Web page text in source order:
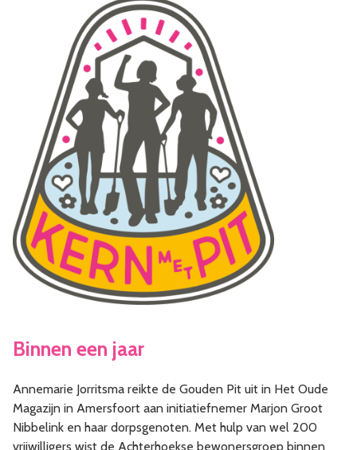
Binnen een jaar
Annemarie Jorritsma reikte de Gouden Pit uit in Het Oude
Magazijn in Amersfoort aan initiatiefnemer Marjon Groot
Nibbelink en haar dorpsgenoten. Met hulp van wel 200
vrijwilligers wist de Achterhoekse bewonersgroep binnen